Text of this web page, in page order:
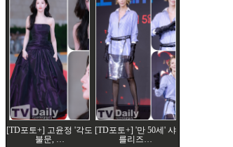
[TD포토+] 고윤정 '각도
불문, …
[TD포토+] '만 50세' 샤
를리즈…